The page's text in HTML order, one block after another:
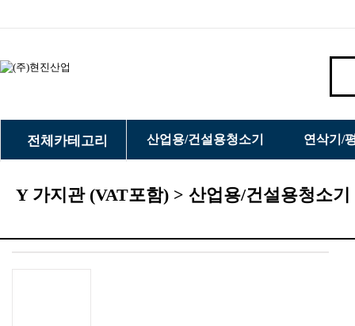
전체카테고리 산업용/건설용청소기 연삭기/
Y 가지관 (VAT포함) > 산업용/건설용청소기